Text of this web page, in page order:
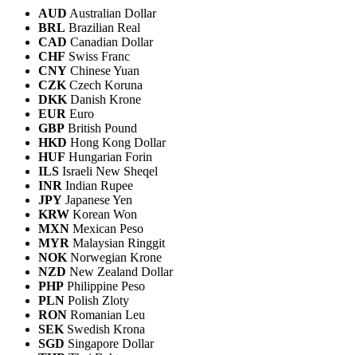
AUD Australian Dollar
BRL Brazilian Real
CAD Canadian Dollar
CHF Swiss Franc
CNY Chinese Yuan
CZK Czech Koruna
DKK Danish Krone
EUR Euro
GBP British Pound
HKD Hong Kong Dollar
HUF Hungarian Forin
ILS Israeli New Sheqel
INR Indian Rupee
JPY Japanese Yen
KRW Korean Won
MXN Mexican Peso
MYR Malaysian Ringgit
NOK Norwegian Krone
NZD New Zealand Dollar
PHP Philippine Peso
PLN Polish Zloty
RON Romanian Leu
SEK Swedish Krona
SGD Singapore Dollar